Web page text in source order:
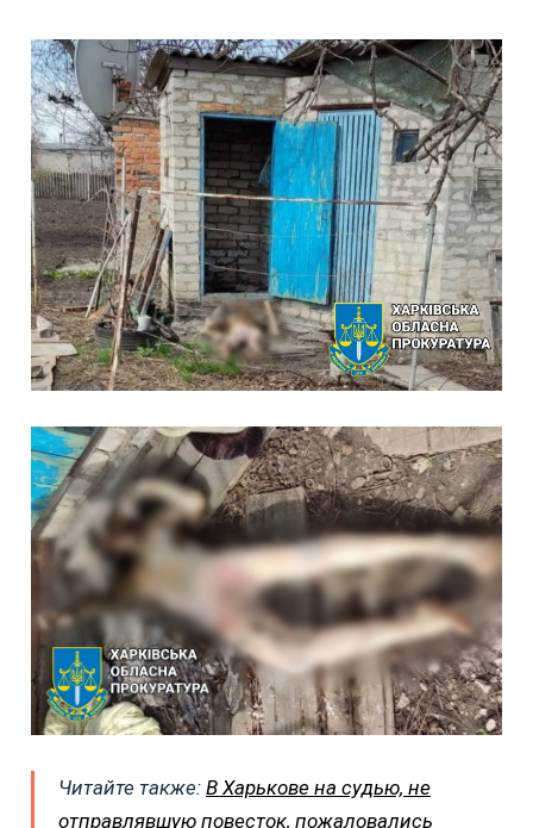
Читайте также: В Харькове на судью, не
отправлявшую повесток, пожаловались